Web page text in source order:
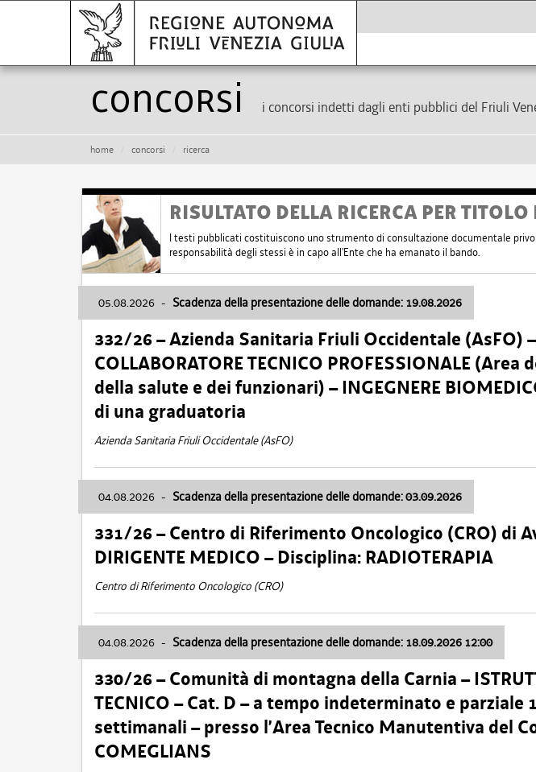
Concorsi i concorsi indetti dagli enti pubblici del Friuli
home concorsi ricerca
RISULTATO DELLA RICERCA PER
I testi pubblicati costituiscono uno strumento di consultazione documentale
responsabilità degli stessi è in capo all'Ente che ha emanato il bando.
05.08.2026 - Scadenza della presentazione delle domande: 19.08.2026
332/26 – Azienda Sanitaria Friuli Occidentale (AsFO) –
COLLABORATORE TECNICO PROFESSIONALE
della salute e dei funzionari) – INGEGNERE
di una graduatoria
Azienda Sanitaria Friuli Occidentale (AsFO)
04.08.2026 - Scadenza della presentazione delle domande: 03.09.2026
331/26 – Centro di Riferimento Oncologico (CRO) di
DIRIGENTE MEDICO – Disciplina: RADIOTERAPIA
Centro di Riferimento Oncologico (CRO)
04.08.2026 - Scadenza della presentazione delle domande: 18.09.2026 12:00
330/26 – Comunità di montagna della Carnia –
TECNICO – Cat. D – a tempo indeterminato e parziale
settimanali – presso l’Area Tecnico Manutentiva del
COMEGLIANS